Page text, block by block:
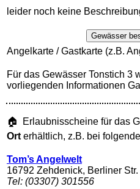
leider noch keine
Gewässer
Angelkarte / Gastkarte (z.B.
Für das Gewässer Tonstich 3
vorliegenden Informationen
🏠 Erlaubnisscheine für das
Ort erhältlich, z.B. bei
Tom’s Angelwelt
16792 Zehdenick, Berliner Str.
Tel: (03307) 301556